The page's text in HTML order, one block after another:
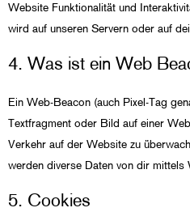
Website Funktionalität und
wird auf unseren Servern oder auf
4. Was ist ein Web
Ein Web-Beacon (auch Pixel-Tag
Textfragment oder Bild auf einer
Verkehr auf der Website zu
werden diverse Daten von dir
5. Cookies